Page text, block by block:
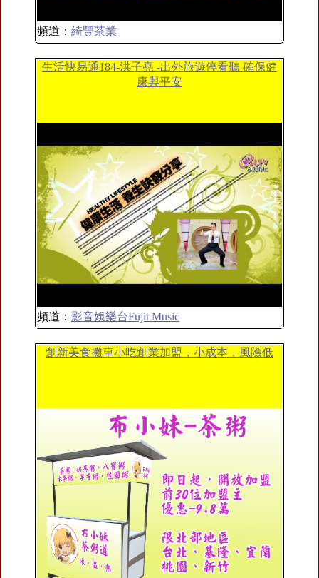
頻道： 綺豐茶業
生活快易通184-洪子堯 -出外旅遊停看聽 確保健
康與平安
頻道： 影音娛樂台Fujit Music
創新美食攤車小吃創業加盟，小成本，風險低